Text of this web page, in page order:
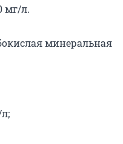
мг/л.
минеральная